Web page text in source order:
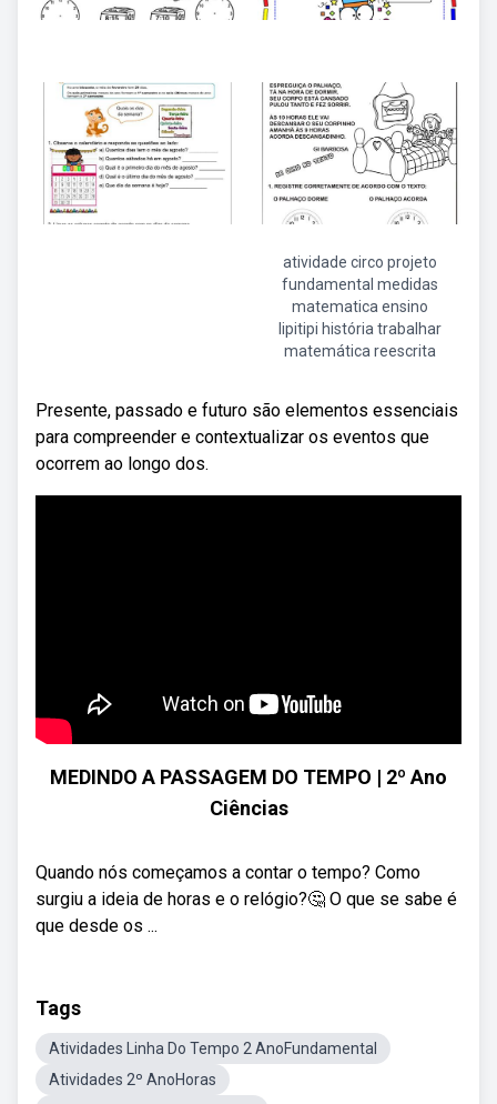
atividade circo projeto
fundamental medidas
matematica ensino
lipitipi história trabalhar
matemática reescrita
Presente, passado e futuro são elementos essenciais
para compreender e contextualizar os eventos que
ocorrem ao longo dos.
MEDINDO A PASSAGEM DO TEMPO | 2º Ano
Ciências
Quando nós começamos a contar o tempo? Como
surgiu a ideia de horas e o relógio?🤔 O que se sabe é
que desde os ...
Tags
Atividades Linha Do Tempo 2 AnoFundamental
Atividades 2º AnoHoras